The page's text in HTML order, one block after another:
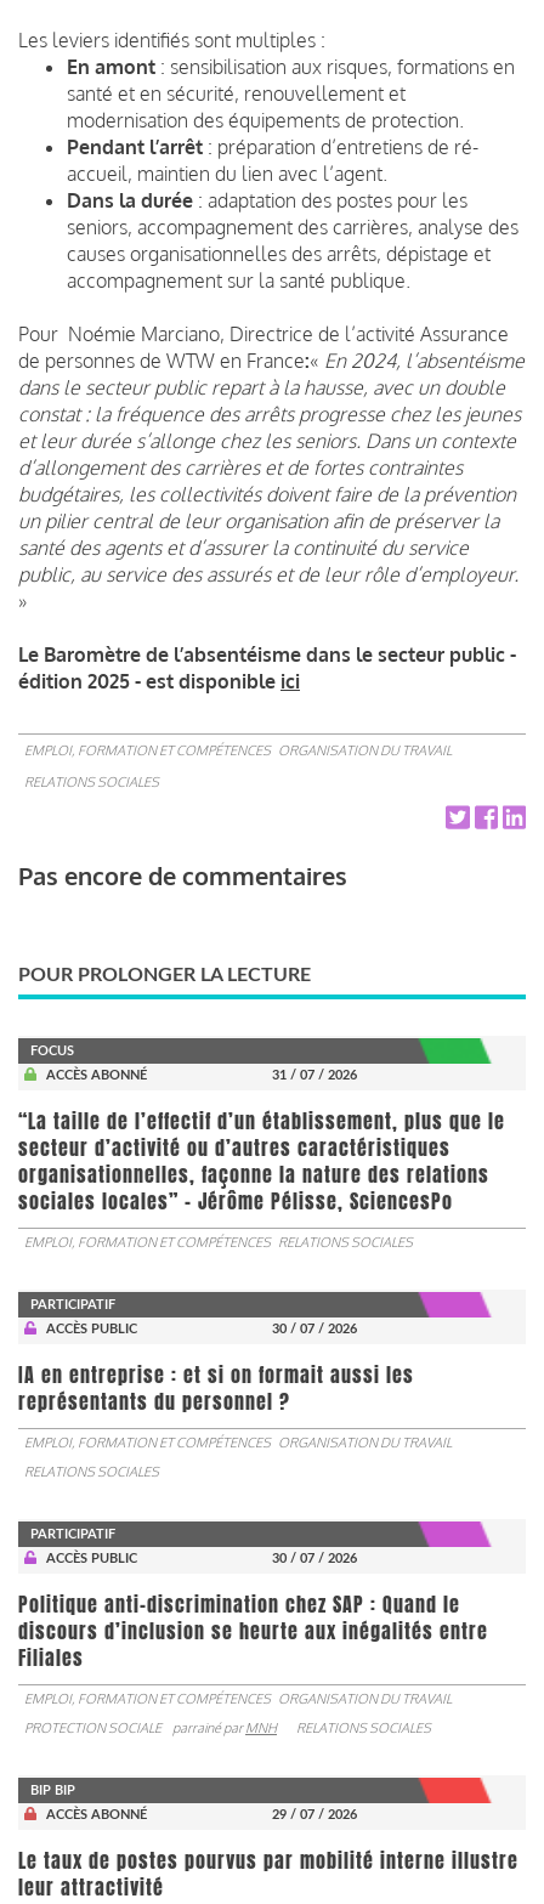
Les leviers identifiés sont multiples :
En amont : sensibilisation aux risques, formations en
santé et en sécurité, renouvellement et
modernisation des équipements de protection.
Pendant l’arrêt : préparation d’entretiens de ré-
accueil, maintien du lien avec l’agent.
Dans la durée : adaptation des postes pour les
seniors, accompagnement des carrières, analyse des
causes organisationnelles des arrêts, dépistage et
accompagnement sur la santé publique.
Pour Noémie Marciano, Directrice de l’activité Assurance
de personnes de WTW en France:« En 2024, l’absentéisme
dans le secteur public repart à la hausse, avec un double
constat : la fréquence des arrêts progresse chez les jeunes
et leur durée s’allonge chez les seniors. Dans un contexte
d’allongement des carrières et de fortes contraintes
budgétaires, les collectivités doivent faire de la prévention
un pilier central de leur organisation afin de préserver la
santé des agents et d’assurer la continuité du service
public, au service des assurés et de leur rôle d’employeur.
»
Le Baromètre de l’absentéisme dans le secteur public -
édition 2025 - est disponible ici
EMPLOI, FORMATION ET COMPÉTENCES ORGANISATION DU TRAVAIL
RELATIONS SOCIALES
Pas encore de commentaires
POUR PROLONGER LA LECTURE
FOCUS
ACCÈS ABONNÉ
31 / 07 / 2026
“La taille de l’effectif d’un établissement, plus que le
secteur d’activité ou d’autres caractéristiques
organisationnelles, façonne la nature des relations
sociales locales” - Jérôme Pélisse, SciencesPo
EMPLOI, FORMATION ET COMPÉTENCES RELATIONS SOCIALES
PARTICIPATIF
ACCÈS PUBLIC
30 / 07 / 2026
IA en entreprise : et si on formait aussi les
représentants du personnel ?
EMPLOI, FORMATION ET COMPÉTENCES ORGANISATION DU TRAVAIL
RELATIONS SOCIALES
PARTICIPATIF
ACCÈS PUBLIC
30 / 07 / 2026
Politique anti-discrimination chez SAP : Quand le
discours d’inclusion se heurte aux inégalités entre
Filiales
EMPLOI, FORMATION ET COMPÉTENCES ORGANISATION DU TRAVAIL
PROTECTION SOCIALE
parrainé parMNH RELATIONS SOCIALES
BIP BIP
ACCÈS ABONNÉ
29 / 07 / 2026
Le taux de postes pourvus par mobilité interne illustre
leur attractivité